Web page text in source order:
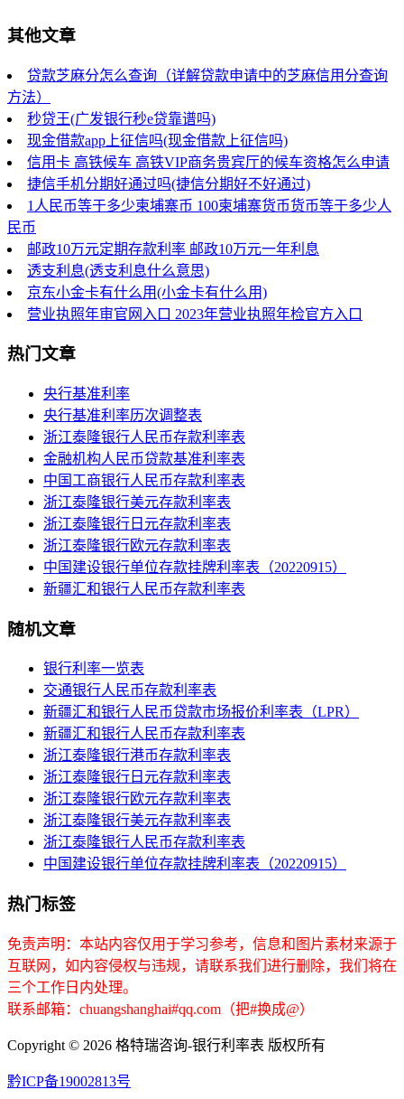
其他文章
贷款芝麻分怎么查询（详解贷款申请中的芝麻信用分查询
方法）
秒贷王(广发银行秒e贷靠谱吗)
现金借款app上征信吗(现金借款上征信吗)
信用卡 高铁候车 高铁VIP商务贵宾厅的候车资格怎么申请
捷信手机分期好通过吗(捷信分期好不好通过)
1人民币等于多少柬埔寨币 100柬埔寨货币货币等于多少人
民币
邮政10万元定期存款利率 邮政10万元一年利息
透支利息(透支利息什么意思)
京东小金卡有什么用(小金卡有什么用)
营业执照年审官网入口 2023年营业执照年检官方入口
热门文章
央行基准利率
央行基准利率历次调整表
浙江泰隆银行人民币存款利率表
金融机构人民币贷款基准利率表
中国工商银行人民币存款利率表
浙江泰隆银行美元存款利率表
浙江泰隆银行日元存款利率表
浙江泰隆银行欧元存款利率表
中国建设银行单位存款挂牌利率表（20220915）
新疆汇和银行人民币存款利率表
随机文章
银行利率一览表
交通银行人民币存款利率表
新疆汇和银行人民币贷款市场报价利率表（LPR）
新疆汇和银行人民币存款利率表
浙江泰隆银行港币存款利率表
浙江泰隆银行日元存款利率表
浙江泰隆银行欧元存款利率表
浙江泰隆银行美元存款利率表
浙江泰隆银行人民币存款利率表
中国建设银行单位存款挂牌利率表（20220915）
热门标签
免责声明：本站内容仅用于学习参考，信息和图片素材来源于
互联网，如内容侵权与违规，请联系我们进行删除，我们将在
三个工作日内处理。
联系邮箱：chuangshanghai#qq.com（把#换成@）
Copyright © 2026 格特瑞咨询-银行利率表 版权所有
黔ICP备19002813号